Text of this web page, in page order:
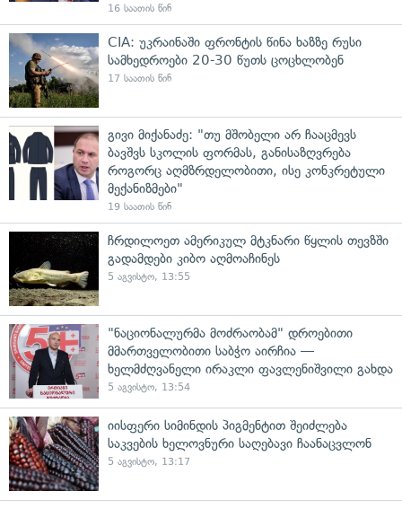
16 საათის წინ
CIA: უკრაინაში ფრონტის წინა ხაზზე რუსი
სამხედროები 20-30 წუთს ცოცხლობენ
17 საათის წინ
გივი მიქანაძე: "თუ მშობელი არ ჩააცმევს
ბავშვს სკოლის ფორმას, განისაზღვრება
როგორც აღმზრდელობითი, ისე კონკრეტული
მექანიზმები"
19 საათის წინ
ჩრდილოეთ ამერიკულ მტკნარი წყლის თევზში
გადამდები კიბო აღმოაჩინეს
5 აგვისტო, 13:55
"ნაციონალურმა მოძრაობამ" დროებითი
მმართველობითი საბჭო აირჩია —
ხელმძღვანელი ირაკლი ფავლენიშვილი გახდა
5 აგვისტო, 13:54
იისფერი სიმინდის პიგმენტით შეიძლება
საკვების ხელოვნური საღებავი ჩაანაცვლონ
5 აგვისტო, 13:17